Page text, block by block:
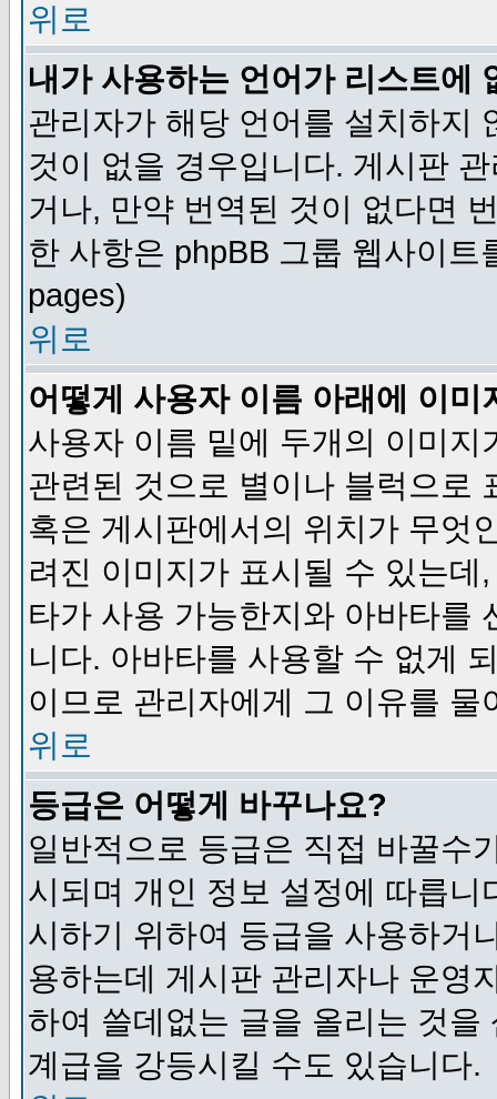
위로
내가 사용하는 언어가 리스트에
관리자가 해당 언어를 설치하지
것이 없을 경우입니다. 게시판
거나, 만약 번역된 것이 없다면
한 사항은 phpBB 그룹 웹사이
pages)
위로
어떻게 사용자 이름 아래에 이미
사용자 이름 밑에 두개의 이미
관련된 것으로 별이나 블럭으로
혹은 게시판에서의 위치가 무엇
려진 이미지가 표시될 수 있는
타가 사용 가능한지와 아바타를
니다. 아바타를 사용할 수 없게
이므로 관리자에게 그 이유를 물
위로
등급은 어떻게 바꾸나요?
일반적으로 등급은 직접 바꿀수
시되며 개인 정보 설정에 따릅
시하기 위하여 등급을 사용하거
용하는데 게시판 관리자나 운영
하여 쓸데없는 글을 올리는 것
계급을 강등시킬 수도 있습니다.